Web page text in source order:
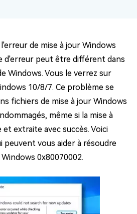
de mise à jour Windows
d'erreur peut être différent dans
Windows. Vous le verrez sur
10/8/7. Ce problème se
fichiers de mise à jour Windows
même si la mise à
extraite avec succès. Voici
peuvent vous aider à résoudre
0x80070002.